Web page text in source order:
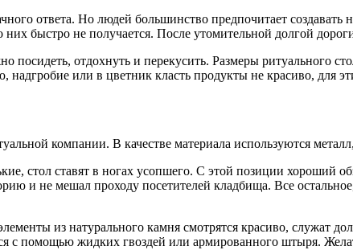
ответа. Но людей большинство предпочитает
быстро не получается. После утомительной долгой
отдохнуть и перекусить. Размеры ритуального
или в цветник класть продукты не красиво, для
компании. В качестве материала используются
стол ставят в ногах усопшего. С этой позиции хороший
и не мешал проходу посетителей кладбища. Все
из натурального камня смотрятся красиво, служат
помощью жидких гвоздей или армированного штыря.